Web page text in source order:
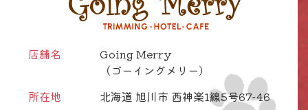
店舗名
Going Merry
（ゴーイングメリー）
所在地
北海道 旭川市 西神楽1線5号67-46